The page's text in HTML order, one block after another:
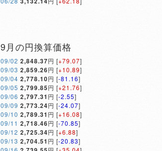
9月の円換算価格
09/02 2,848.37円 [+79.07]
09/03 2,859.26円 [+10.89]
09/04 2,778.10円 [-81.16]
09/05 2,799.85円 [+21.76]
09/06 2,797.31 円 [-2.55]
09/09 2,773.24円 [-24.07]
09/10 2,789.31 円 [+16.08]
09/11 2,718.46円 [-70.85]
09/12 2,725.34円 [+6.88]
09/13 2,704.51 円 [-20.83]